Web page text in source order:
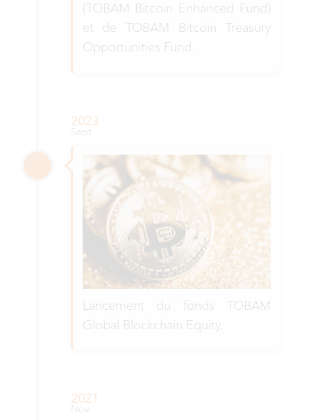
(TOBAM Bitcoin Enhanced Fund)
et de TOBAM Bitcoin Treasury
Opportunities Fund.
2023
Sept.
Lancement du fonds TOBAM
Global Blockchain Equity.
2021
Nov.